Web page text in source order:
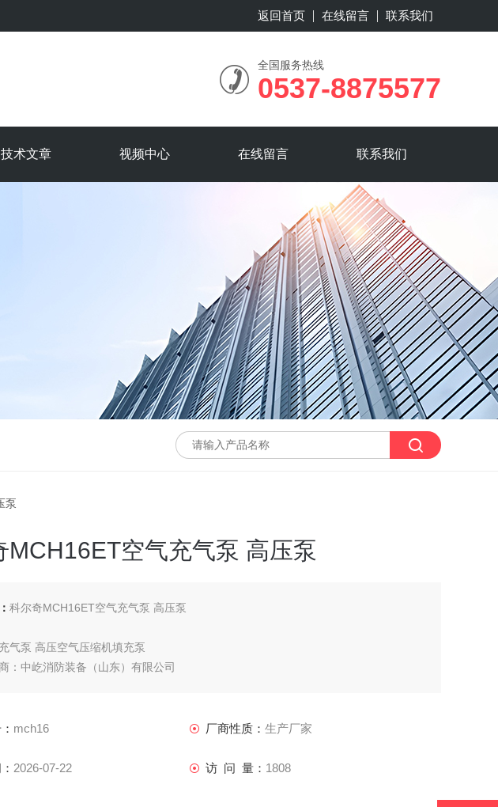
返回首页 在线留言 联系我们
全国服务热线
0537-8875577
技术文章 视频中心 在线留言 联系我们
泵
MCH16ET空气充气泵 高压泵
科尔奇MCH16ET空气充气泵 高压泵
气泵 高压空气压缩机填充泵
：中屹消防装备（山东）有限公司
mch16 厂商性质： 生产厂家
2026-07-22 访 问 量： 1808